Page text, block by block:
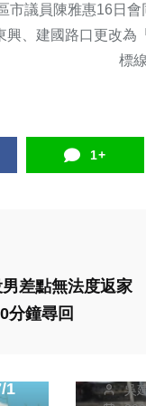
市議員陳雅惠16日
興、建國路口更改
標
1+
差點無法度返家
分鐘尋回
社會
路 吳